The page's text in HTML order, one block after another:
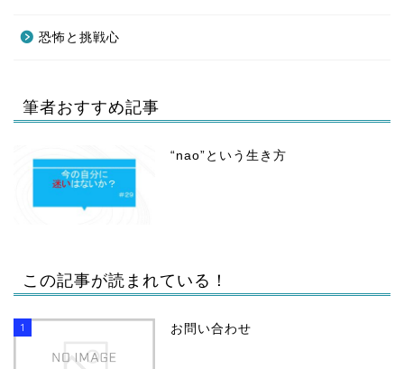
恐怖と挑戦心
筆者おすすめ記事
“nao”という生き方
この記事が読まれている！
1 お問い合わせ